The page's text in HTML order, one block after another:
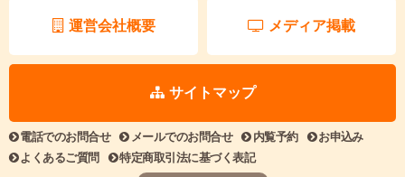
運営会社概要 メディア掲載
サイトマップ
電話でのお問合せ メールでのお問合せ 内覧予約
お申込み
よくあるご質問
特定商取引法に基づく表記